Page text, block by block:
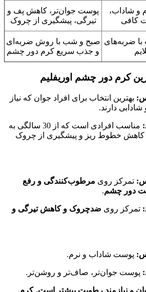
و شاداب،
کافی
پوست جوان‌تر، کاهش پف و
تیرگی، پیشگیری از چروک
ضربه‌های صبح و شب با روش ضربه‌ای
و جذب سریع کرم دور چشم
کرم دور چشم اوریفلیم
بهترین انتخاب برای افراد جوان که نیاز
دارند.
مناسب افرادی است که از 30 سالگی به
کاهش خطوط ریز و پیشگیری از چروک
تمرکز روی مرطوب‌کنندگی و رفع
دور چشم.
تمرکز روی ضدچروک و کاهش تیرگی و
پوست شاداب و نرم.
پوست جوان‌تر، صاف‌تر و روشن‌تر.
و نیازمند رطوبت بیشتر است،کرم